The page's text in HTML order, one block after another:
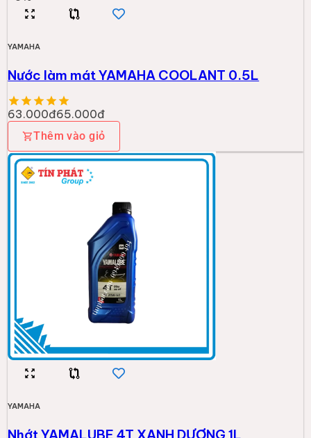
YAMAHA
Nước làm mát YAMAHA COOLANT 0.5L
63.000đ65.000đ
Thêm vào giỏ
YAMAHA
Nhớt YAMALUBE 4T XANH DƯƠNG 1L